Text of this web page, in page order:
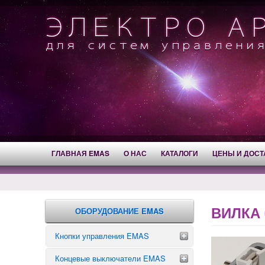
ГЛАВНАЯ EMAS О НАС КАТАЛОГИ ЦЕНЫ И
ОБОРУДОВАНИЕ EMAS
Кнопки управления EMAS
Аварийные кнопки
Концевые выключатели EMAS
ВИЛКА